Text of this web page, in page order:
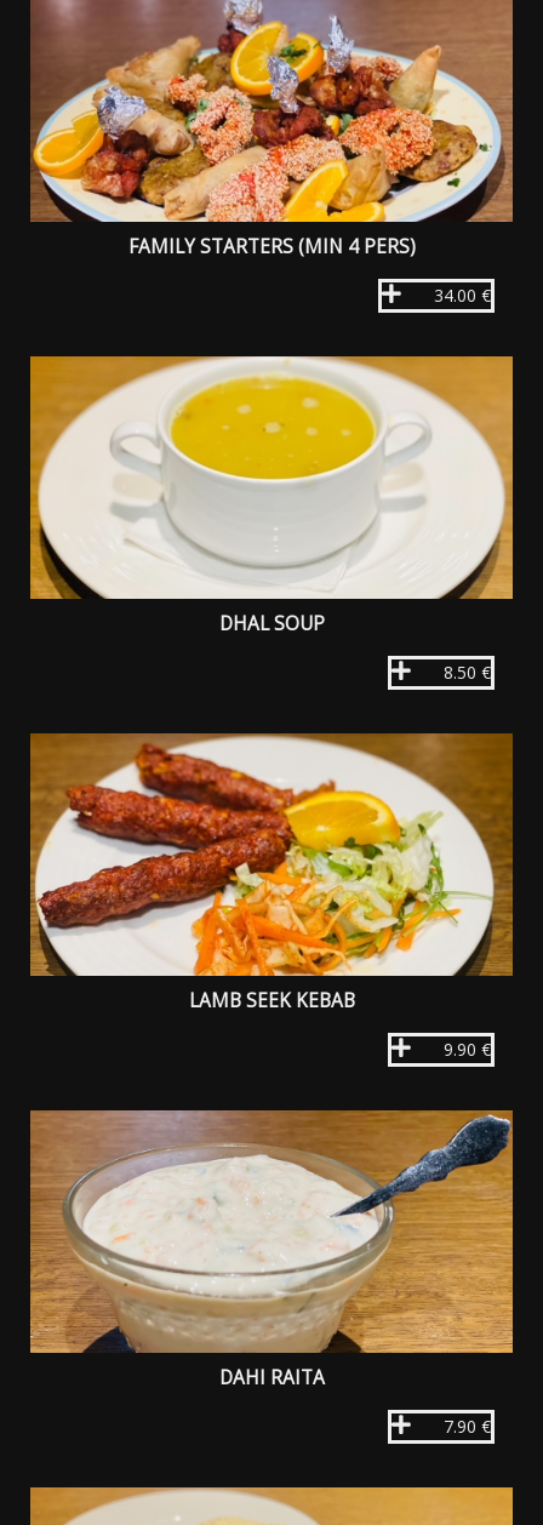
FAMILY STARTERS (MIN 4 PERS)
34.00 €
DHAL SOUP
8.50 €
LAMB SEEK KEBAB
9.90 €
DAHI RAITA
7.90 €